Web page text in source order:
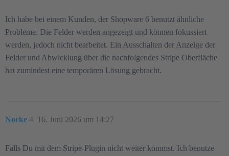
Ich habe bei einem Kunden, der Shopware 6 benutzt ähnliche
Probleme. Die Felder werden angezeigt und können fokussiert
werden, jedoch nicht bearbeitet. Ein Ausschalten der Anzeige der
Felder und Abwicklung über die nachfolgendes Stripe Oberfläche
hat zumindest eine temporären Lösung gebracht.
Nocke 16. Juni 2026 um 14:27
4
Falls Du mit dem Stripe-Plugin nicht weiter kommst. Ich benutze